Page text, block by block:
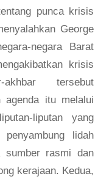
punca krisis
George
negara Barat
krisis
akhbar tersebut
agenda itu melalui
liputan yang
lidah
sumber rasmi dan
kerajaan. Kedua,